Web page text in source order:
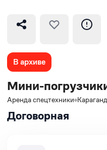
В архиве
Мини-
Аренда спецтехники
Договорная